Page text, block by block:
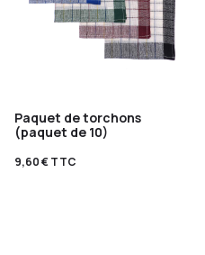
Paquet de torchons
(paquet de 10)
9,60€TTC